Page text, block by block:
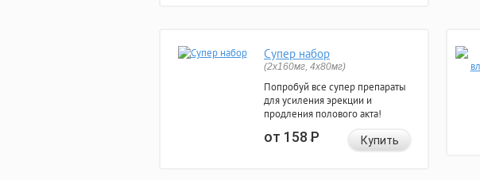
Супер набор
(2х160мг, 4х80мг)
Попробуй все супер препараты
для усиления эрекции и
продления полового акта!
от 158Р Купить